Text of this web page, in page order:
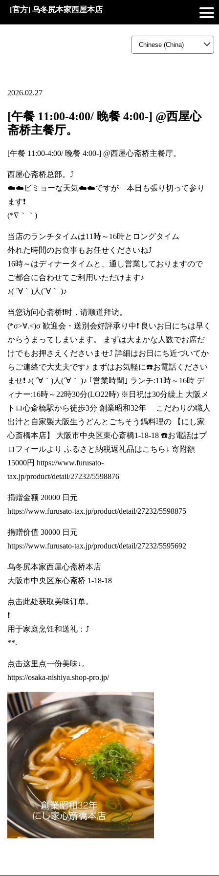
[官方] 乌冬尻本家西屋本店
2026.02.27
[午餐 11:00-4:00/ 晚餐 4:00-] @西屋心
斋桥主餐厅。
[午餐 11:00-4:00/ 晚餐 4:00-] @西屋心斋桥主餐厅。
西屋心斋桥总部。⤴️
☁️☁️ビミョーな天気☁️☁️ですが 本日も張り切って参り
ます❗
(*∇｀｀)
当店のランチタイムは11時～16時とロングタイム
外れた時間のお食事もお任せくださいね⤴️
16時～はディナータイムと、通し営業しておりますので
ご都合に合わせてご利用いただけます♪
♪( ´∀｀)人(´∀｀ )♪
当您访问心斋桥❗时，请顺道拜访。
(*σ>∀.<)σ 歓迎会・送別会好評承り中❗ 良いお日にちは早く
からうまってしまいます。 まずは大まかな人数でお席だ
けでもお押さえくださいませ⤴️ 詳細はお日にち近づいてか
らご連絡で大丈夫です♪ まずはお気軽に☎️お電話ください
ませ❗ ♪( ´∀｀)人(´∀｀ )♪ ｢営業時間｣ ランチ:11時～16時 デ
ィナー:16時～22時30分(LO22時) ※日祝は30分繰上 大阪メ
トロ心斎橋駅から徒歩3分 創業昭和32年 こだわりの職人
出汁と自家製大阪生うどんとごちそう鍋料理の 【にし家
心斎橋本店】 大阪市中央区東心斎橋1-18-18 ☎️お電話はプ
ロフィールより ふるさと納税返礼品はこちら↓ 寄附額
15000円 https://www.furusato-
tax.jp/product/detail/27232/5598876
捐赠金额 20000 日元
https://www.furusato-tax.jp/product/detail/27232/5598875
捐赠价值 30000 日元
https://www.furusato-tax.jp/product/detail/27232/5595692
乌冬尻本家西屋心斋桥本店
大阪市中央区东心斋桥 1-18-18
点击此处获取美味订单。
❗️
用于家庭烹饪和送礼：⤴️
**.
点击这里点一份美味↓。
https://osaka-nishiya.shop-pro.jp/